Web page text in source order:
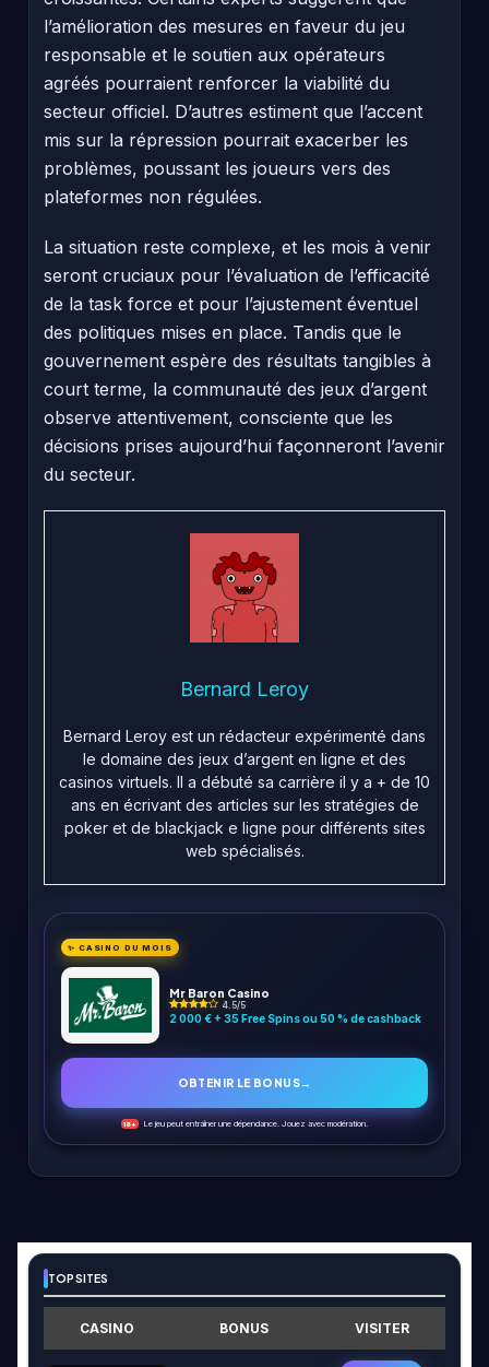
l’amélioration des mesures en faveur du jeu
responsable et le soutien aux opérateurs
agréés pourraient renforcer la viabilité du
secteur officiel. D’autres estiment que l’accent
mis sur la répression pourrait exacerber les
problèmes, poussant les joueurs vers des
plateformes non régulées.
La situation reste complexe, et les mois à venir
seront cruciaux pour l’évaluation de l’efficacité
de la task force et pour l’ajustement éventuel
des politiques mises en place. Tandis que le
gouvernement espère des résultats tangibles à
court terme, la communauté des jeux d’argent
observe attentivement, consciente que les
décisions prises aujourd’hui façonneront l’avenir
du secteur.
Bernard Leroy
Bernard Leroy est un rédacteur expérimenté dans
le domaine des jeux d’argent en ligne et des
casinos virtuels. Il a débuté sa carrière il y a + de 10
ans en écrivant des articles sur les stratégies de
poker et de blackjack e ligne pour différents sites
web spécialisés.
✨ CASINO DU MOIS
Mr Baron Casino
4.5/5
2 000 € + 35 Free Spins ou 50 % de cashback
OBTENIR LE BONUS→
18+ Le jeu peut entraîner une dépendance. Jouez avec modération.
TOP SITES
CASINO BONUS VISITER